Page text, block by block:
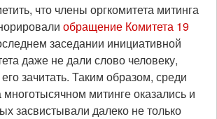
что члены оргкомитета митинга
обращение Комитета 19
заседании инициативной
даже не дали слово человеку,
зачитать. Таким образом, среди
митинге оказались и
засвистывали далеко не только